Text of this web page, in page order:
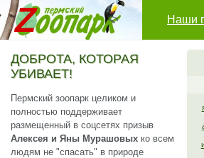
Наши
ДОБРОТА, КОТОРАЯ
УБИВАЕТ!
Пермский зоопарк целиком и
полностью поддерживает
размещенный в соцсетях призыв
Алексея и Яны Мурашовых ко всем
людям не "спасать" в природе